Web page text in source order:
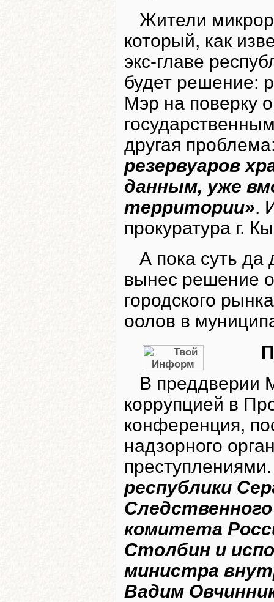
Жители
который, как
экс-главе
будет решение:
Мэр на поверку
другая
резервуаров
данным, уже
территории».
прокуратура г.
А пока суть да
вынес решение
городского
оолов в
В преддверии
коррупцией в
конференция,
надзорного
республики
комитета
Столбин и
министра
Вадим